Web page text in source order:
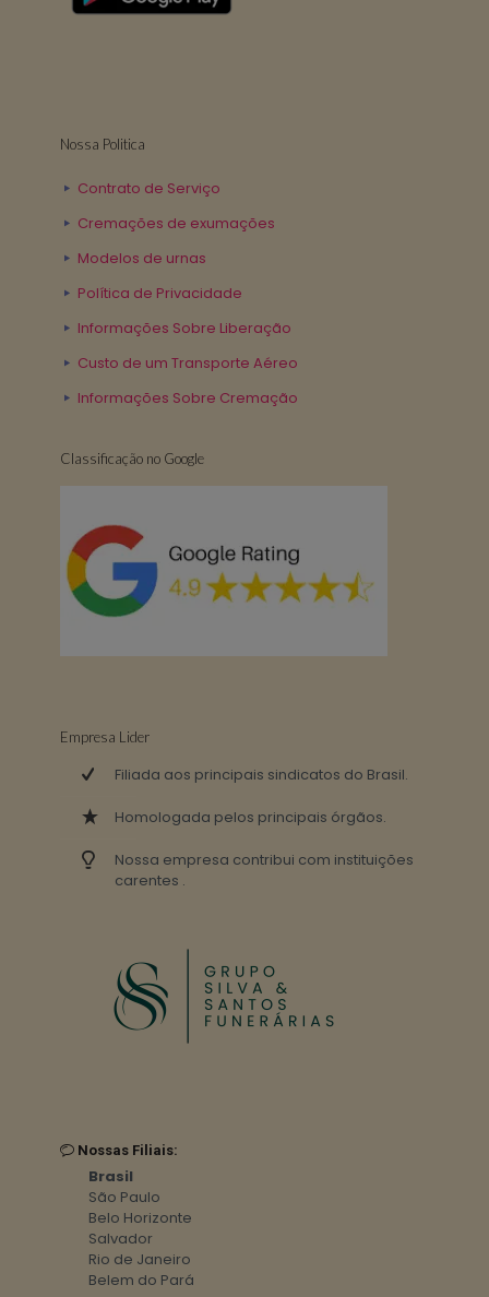
Nossa Politica
Contrato de Serviço
Cremações de exumações
Modelos de urnas
Política de Privacidade
Informações Sobre Liberação
Custo de um Transporte Aéreo
Informações Sobre Cremação
Classificação no Google
Empresa Lider
Filiada aos principais sindicatos do Brasil.
Homologada pelos principais órgãos.
Nossa empresa contribui com instituições
carentes .
Nossas Filiais:
Brasil
São Paulo
Belo Horizonte
Salvador
Rio de Janeiro
Belem do Pará